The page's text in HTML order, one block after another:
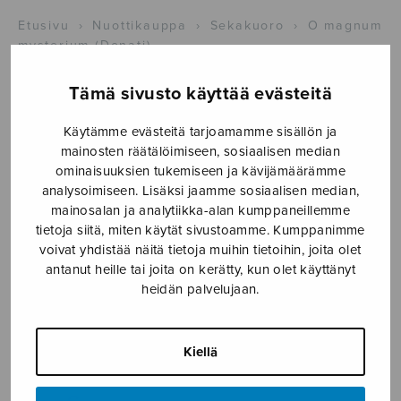
Tämä sivusto käyttää evästeitä
Käytämme evästeitä tarjoamamme sisällön ja
mainosten räätälöimiseen, sosiaalisen median
ominaisuuksien tukemiseen ja kävijämäärämme
analysoimiseen. Lisäksi jaamme sosiaalisen median,
mainosalan ja analytiikka-alan kumppaneillemme
tietoja siitä, miten käytät sivustoamme. Kumppanimme
voivat yhdistää näitä tietoja muihin tietoihin, joita olet
antanut heille tai joita on kerätty, kun olet käyttänyt
heidän palvelujaan.
Kiellä
Etusivu › Nuottikauppa › Sekakuoro ›
O magnum
mysterium (Donati)
O magnum
mysterium
(Donati)